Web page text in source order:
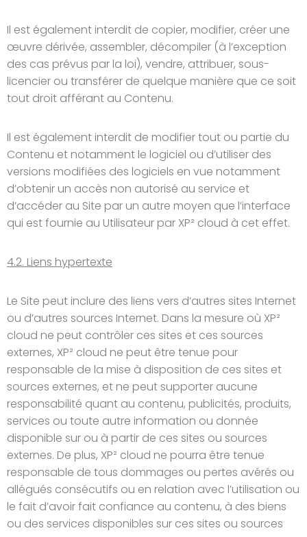
Il est également interdit de copier, modifier, créer une
œuvre dérivée, assembler, décompiler (à l’exception
des cas prévus par la loi), vendre, attribuer, sous-
licencier ou transférer de quelque manière que ce soit
tout droit afférant au Contenu.
Il est également interdit de modifier tout ou partie du
Contenu et notamment le logiciel ou d’utiliser des
versions modifiées des logiciels en vue notamment
d’obtenir un accès non autorisé au service et
d’accéder au Site par un autre moyen que l’interface
qui est fournie au Utilisateur par XP² cloud à cet effet.
4.2. Liens hypertexte
Le Site peut inclure des liens vers d’autres sites Internet
ou d’autres sources Internet. Dans la mesure où XP²
cloud ne peut contrôler ces sites et ces sources
externes, XP² cloud ne peut être tenue pour
responsable de la mise à disposition de ces sites et
sources externes, et ne peut supporter aucune
responsabilité quant au contenu, publicités, produits,
services ou toute autre information ou donnée
disponible sur ou à partir de ces sites ou sources
externes. De plus, XP² cloud ne pourra être tenue
responsable de tous dommages ou pertes avérés ou
allégués consécutifs ou en relation avec l’utilisation ou
le fait d’avoir fait confiance au contenu, à des biens
ou des services disponibles sur ces sites ou sources